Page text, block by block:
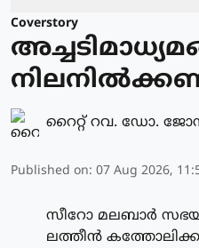
Coverstory
റൈറ്റ് റവ. ഡോ.
Published on: 07 Aug 2026,
സീറോ മലബാർ
ലത്തീൻ